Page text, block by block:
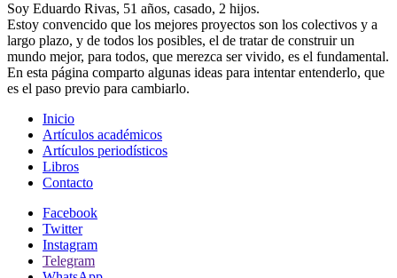
Soy Eduardo Rivas, 51 años, casado, 2 hijos.
Estoy convencido que los mejores proyectos son los colectivos y a
largo plazo, y de todos los posibles, el de tratar de construir un
mundo mejor, para todos, que merezca ser vivido, es el fundamental.
En esta página comparto algunas ideas para intentar entenderlo, que
es el paso previo para cambiarlo.
Inicio
Artículos académicos
Artículos periodísticos
Libros
Contacto
Facebook
Twitter
Instagram
Telegram